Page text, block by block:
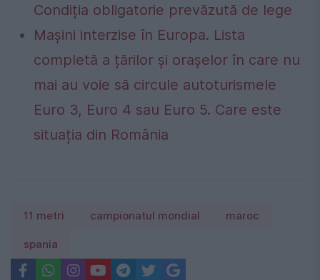
Condiția obligatorie prevăzută de lege
Mașini interzise în Europa. Lista
completă a țărilor și orașelor în care nu
mai au voie să circule autoturismele
Euro 3, Euro 4 sau Euro 5. Care este
situația din România
11 metri campionatul mondial maroc
spania